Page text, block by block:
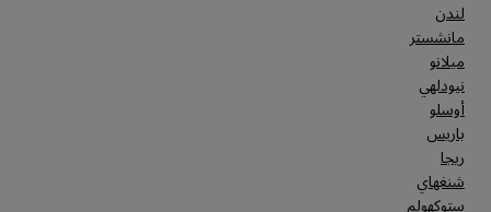
لندن
مانشستر
ميلانو
نيودلهي
أوسلو
باريس
ريجا
شنغهاي
ستوكهولم